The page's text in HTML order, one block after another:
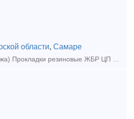
области, Самаре